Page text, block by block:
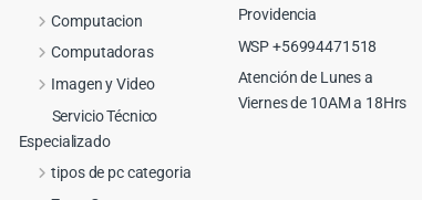
Computacion
Computadoras
Imagen y Video
Servicio Técnico
Especializado
tipos de pc categoria
Providencia
WSP +56994471518
Atención de Lunes a
Viernes de 10AM a 18Hrs